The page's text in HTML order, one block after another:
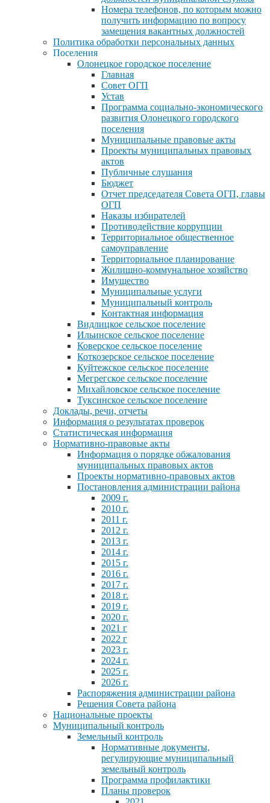
Номера телефонов, по которым можно
получить информацию по вопросу
замещения вакантных должностей
Политика обработки персональных данных
Поселения
Олонецкое городское поселение
Главная
Совет ОГП
Устав
Программа социально-экономического
развития Олонецкого городского
поселения
Муниципальные правовые акты
Проекты муниципальных правовых
актов
Публичные слушания
Бюджет
Отчет председателя Совета ОГП, главы
ОГП
Наказы избирателей
Противодействие коррупции
Территориальное общественное
самоуправление
Территориальное планирование
Жилищно-коммунальное хозяйство
Имущество
Муниципальные услуги
Муниципальный контроль
Контактная информация
Видлицкое сельское поселение
Ильинское сельское поселение
Коверское сельское поселение
Коткозерское сельское поселение
Куйтежское сельское поселение
Мегрегское сельское поселение
Михайловское сельское поселение
Туксинское сельское поселение
Доклады, речи, отчеты
Информация о результатах проверок
Статистическая информация
Нормативно-правовые акты
Информация о порядке обжалования
муниципальных правовых актов
Проекты нормативно-правовых актов
Постановления администрации района
2009 г.
2010 г.
2011 г.
2012 г.
2013 г.
2014 г.
2015 г.
2016 г.
2017 г.
2018 г.
2019 г.
2020 г.
2021 г
2022 г
2023 г.
2024 г.
2025 г.
2026 г.
Распоряжения администрации района
Решения Совета района
Национальные проекты
Муниципальный контроль
Земельный контроль
Нормативные документы,
регулирующие муниципальный
земельный контроль
Программа профилактики
Планы проверок